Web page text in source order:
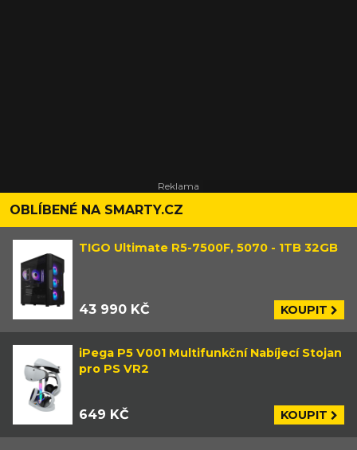
OBLÍBENÉ NA SMARTY.CZ
TIGO Ultimate R5-7500F, 5070 - 1TB 32GB
43 990 KČ KOUPIT
iPega P5 V001 Multifunkční Nabíjecí Stojan
pro PS VR2
649 KČ KOUPIT